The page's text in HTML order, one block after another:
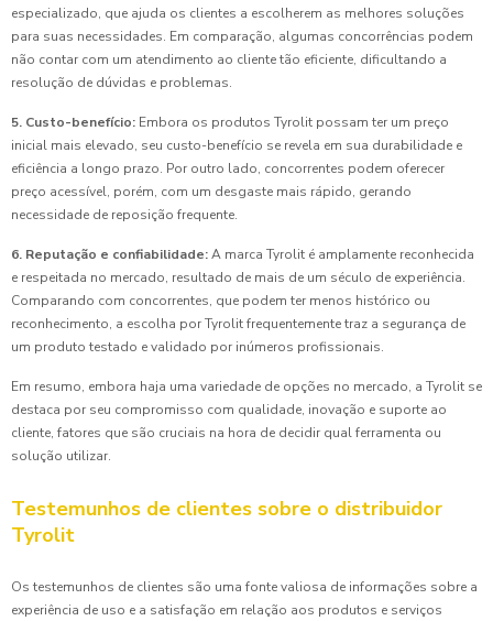
especializado, que ajuda os clientes a escolherem as melhores soluções
para suas necessidades. Em comparação, algumas concorrências podem
não contar com um atendimento ao cliente tão eficiente, dificultando a
resolução de dúvidas e problemas.
5. Custo-benefício: Embora os produtos Tyrolit possam ter um preço
inicial mais elevado, seu custo-benefício se revela em sua durabilidade e
eficiência a longo prazo. Por outro lado, concorrentes podem oferecer
preço acessível, porém, com um desgaste mais rápido, gerando
necessidade de reposição frequente.
6. Reputação e confiabilidade:A marca Tyrolit é amplamente reconhecida
e respeitada no mercado, resultado de mais de um século de experiência.
Comparando com concorrentes, que podem ter menos histórico ou
reconhecimento, a escolha por Tyrolit frequentemente traz a segurança de
um produto testado e validado por inúmeros profissionais.
Em resumo, embora haja uma variedade de opções no mercado, a Tyrolit se
destaca por seu compromisso com qualidade, inovação e suporte ao
cliente, fatores que são cruciais na hora de decidir qual ferramenta ou
solução utilizar.
Testemunhos de clientes sobre o distribuidor
Tyrolit
Os testemunhos de clientes são uma fonte valiosa de informações sobre a
experiência de uso e a satisfação em relação aos produtos e serviços